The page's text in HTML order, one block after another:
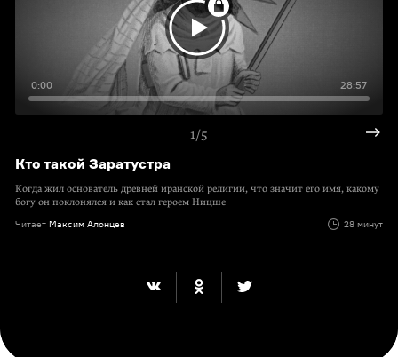
0:00 28:57
1/5
Кто такой Заратустра
Когда жил основатель древней иранской религии, что значит его имя, какому
богу он поклонялся и как стал героем Ницше
Читает Максим Алонцев 28 минут